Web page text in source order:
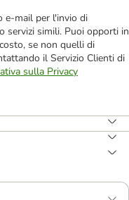
e-mail per l'invio di
servizi simili. Puoi opporti in
se non quelli di
il Servizio Clienti di
sulla Privacy